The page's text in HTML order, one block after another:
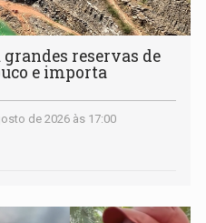
reservas de
e importa
de 2026 às 17:00